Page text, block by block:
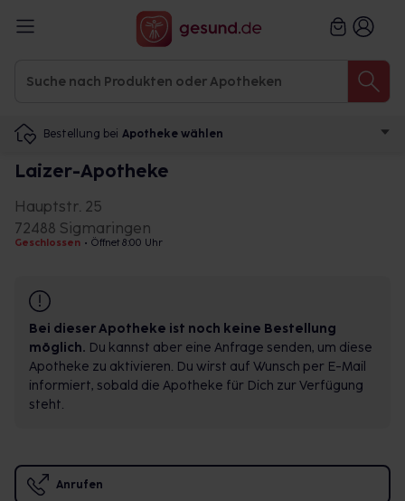
Bestellung bei Apotheke wählen
Laizer-Apotheke
Hauptstr. 25
72488 Sigmaringen
Geschlossen • Öffnet 8:00 Uhr
Bei dieser Apotheke ist noch keine Bestellung
möglich. Du kannst aber eine Anfrage senden, um diese
Apotheke zu aktivieren. Du wirst auf Wunsch per E-Mail
informiert, sobald die Apotheke für Dich zur Verfügung
steht.
Anrufen